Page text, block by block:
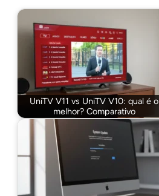
UniTV V11 vs UniTV V10: qual é o
melhor? Comparativo